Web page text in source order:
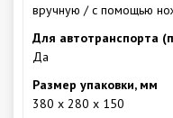
вручную / с помощью
Для автотранспорта
Да
Размер упаковки, мм
380 х 280 х 150